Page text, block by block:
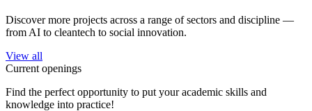
Discover more projects across a range of sectors and discipline —
from AI to cleantech to social innovation.
View all
Current openings
Find the perfect opportunity to put your academic skills and
knowledge into practice!